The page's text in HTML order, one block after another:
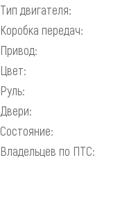
Тип двигателя:
Коробка передач:
Привод:
Цвет:
Руль:
Двери:
Состояние:
Владельцев по ПТС: